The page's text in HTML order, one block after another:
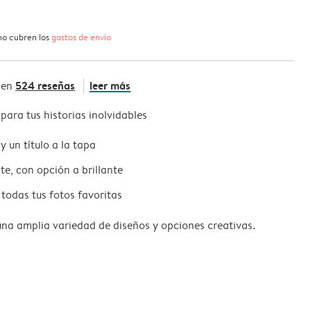
cubren losgastos de envío
524 reseñas leer más
tus historias inolvidables
un título a la tapa
con opción a brillante
tus fotos favoritas
amplia variedad de diseños y opciones creativas.